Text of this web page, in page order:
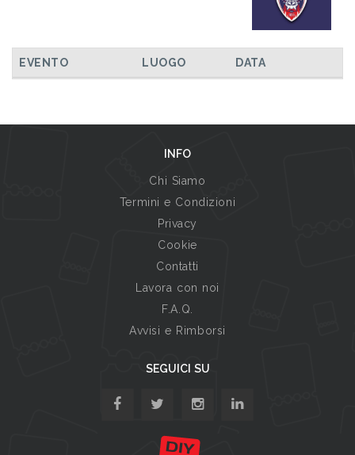
EVENTO LUOGO DATA
INFO
Chi Siamo
Termini e Condizioni
Privacy
Cookie
Contatti
Lavora con noi
F.A.Q.
Avvisi e Rimborsi
SEGUICI SU